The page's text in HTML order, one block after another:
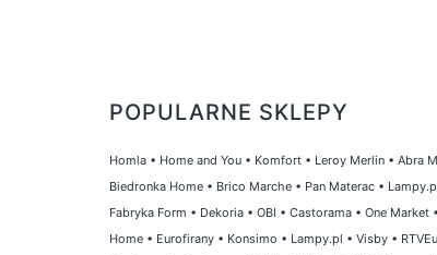
POPULARNE SKLEPY
Homla • Home and You • Komfort • Leroy Merlin • Abra
Biedronka Home • Brico Marche • Pan Materac •
Fabryka Form • Dekoria • OBI • Castorama • One Market •
Home • Eurofirany • Konsimo • Lampy.pl • Visby •